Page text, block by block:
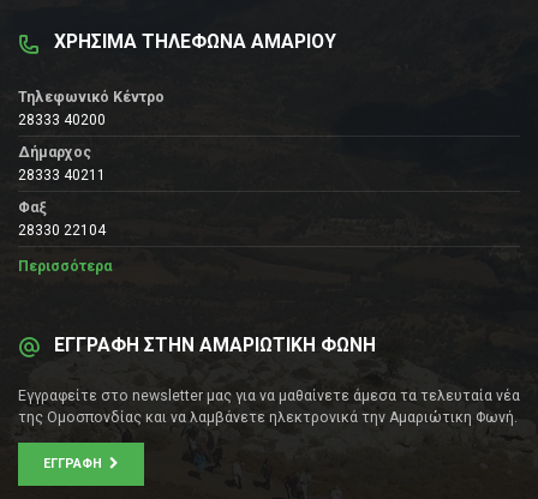
ΧΡΗΣΙΜΑ ΤΗΛΕΦΩΝΑ ΑΜΑΡΙΟΥ
Τηλεφωνικό Κέντρο
28333 40200
Δήμαρχος
28333 40211
Φαξ
28330 22104
Περισσότερα
ΕΓΓΡΑΦΗ ΣΤΗΝ ΑΜΑΡΙΩΤΙΚΗ ΦΩΝΗ
Εγγραφείτε στο newsletter μας για να μαθαίνετε άμεσα τα τελευταία νέα
της Ομοσπονδίας και να λαμβάνετε ηλεκτρονικά την Αμαριώτικη Φωνή.
ΕΓΓΡΑΦΉ